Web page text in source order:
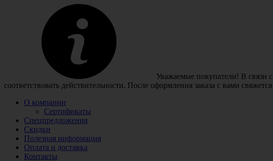
Уважаемые покупатели! В связи
соответствовать действительности. После оформления заказа с вами
О компании
Сертификаты
Спецпредложения
Скидки
Полезная информация
Оплата и доставка
Контакты